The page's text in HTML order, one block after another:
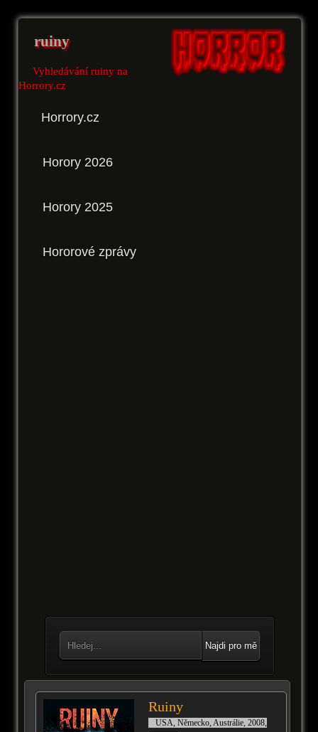
ruiny
Vyhledávání ruiny na
Horrory.cz
Horrory.cz
Horory 2026
Horory 2025
Hororové zprávy
Najdi pro mě
Ruiny
USA, Německo, Austrálie, 2008,